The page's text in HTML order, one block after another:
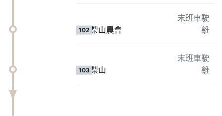
102 梨山農會
末班車駛
離
103 梨山
末班車駛
離